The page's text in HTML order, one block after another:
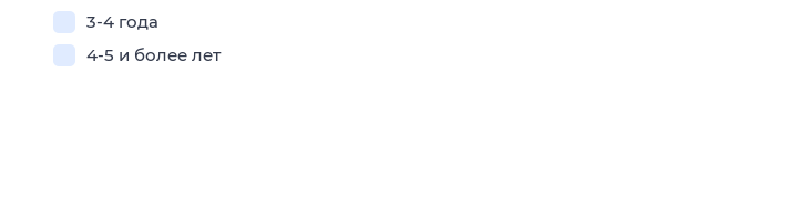
3-4 года
4-5 и более лет